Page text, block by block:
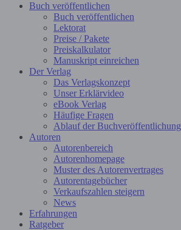
Buch veröffentlichen
Buch veröffentlichen
Lektorat
Preise / Pakete
Preiskalkulator
Manuskript einreichen
Der Verlag
Das Verlagskonzept
Unser Erklärvideo
eBook Verlag
Häufige Fragen
Ablauf der Buchveröffentlichung
Autoren
Autorenbereich
Autorenhomepage
Muster des Autorenvertrages
Autorentagebücher
Verkaufszahlen steigern
News
Erfahrungen
Ratgeber